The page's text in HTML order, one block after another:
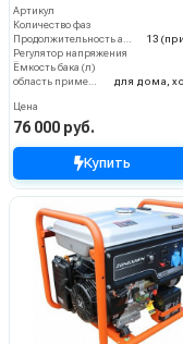
Артикул
Количество фаз
Продолжительность автономной работы, ч
Регулятор напряжения
Ёмкость бака (л)
область применения
Цена
76 000 руб.
Купить